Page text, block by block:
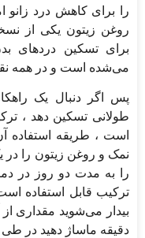
را برای کاهش درد زانو
روغن زیتون یکی از
برای تسکین درد‌های
می‌شده است و در همه
پس اگر دنبال یک
طولانی تسکین دهد ،
است ، طریقه
نمک و روغن زیتون را
را به مدت دو روز در
ترکیب قابل استفاده